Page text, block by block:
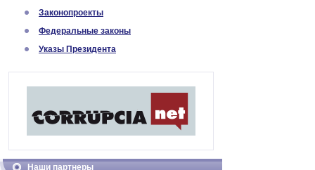
Законопроекты
Федеральные законы
Указы Президента
Наши партнеры